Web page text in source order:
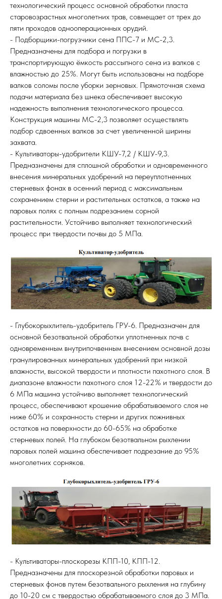
технологический процесс основной обработки пласта
старовозрастных многолетних трав, совмещает от трех до
пяти проходов однооперационных орудий.
- Подборщики-погрузчики сена ППС-7 и МС-2,3.
Предназначены для подбора и погрузки в
транспортирующую ёмкость рассыпного сена из валков с
влажностью до 25%. Могут быть использованы на подборе
валков соломы после уборки зерновых. Прямоточная схема
подачи материала без шнека обеспечивает высокую
надежность выполнения технологического процесса.
Конструкция машины МС-2,3 позволяет осуществлять
подбор сдвоенных валков за счет увеличенной ширины
захвата.
- Культиваторы-удобрители КШУ-7,2 / КШУ-9,3.
Предназначены для сплошной обработки и одновременного
внесения минеральных удобрений на переуплотненных
стерневых фонах в осенний период с максимальным
сохранением стерни и растительных остатков, а также на
паровых полях с полным подрезанием сорной
растительности. Устойчиво выполняет технологический
процесс при твердости почвы до 5 МПа.
- Глубокорыхлитель-удобритель ГРУ-6. Предназначен для
основной безотвальной обработки уплотненных почв с
одновременным внутрипочвенным внесением основной дозы
гранулированных минеральных удобрений при низкой
влажности, высокой твердости и плотности пахотного слоя. В
диапазоне влажности пахотного слоя 12-22% и твердости до
6 МПа машина устойчиво выполняет технологический
процесс, обеспечивают крошение обрабатываемого слоя не
ниже 60% и сохранность стерни и других пожнивных
остатков на поверхности до 60-65% на обработке
стерневых полей. На глубоком безотвальном рыхлении
паровых полей машина обеспечивает подрезание до 95%
многолетних сорняков.
- Культиваторы-плоскорезы КПП-10, КПП-12.
Предназначены для плоскорезной обработки паровых и
стерневых фонов путем безотвального рыхления на глубину
до 10-20 см с твердостью обрабатываемого слоя до 3 МПа.